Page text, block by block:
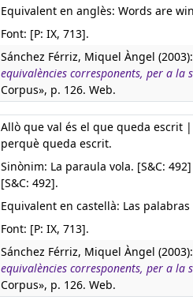
Equivalent en anglès: Words are
Font: [P: IX, 713].
Sánchez Férriz, Miquel Àngel (2003):
equivalències corresponents, per a la
Corpus», p. 126. Web.
Allò que val és el que queda escrit
perquè queda escrit.
Sinònim: La paraula vola. [S&C:
[S&C: 492].
Equivalent en castellà: Las
Font: [P: IX, 713].
Sánchez Férriz, Miquel Àngel (2003):
equivalències corresponents, per a la
Corpus», p. 126. Web.